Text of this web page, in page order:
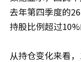
去年第四季度的
持股比例超过
从持仓变化来看